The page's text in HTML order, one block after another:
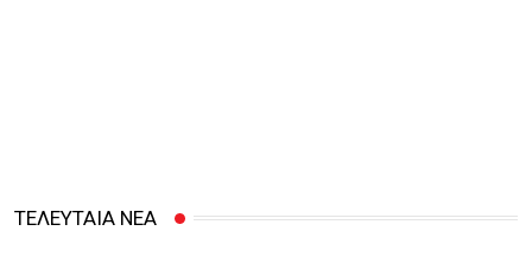
ΤΕΛΕΥΤΑΙΑ ΝΕΑ